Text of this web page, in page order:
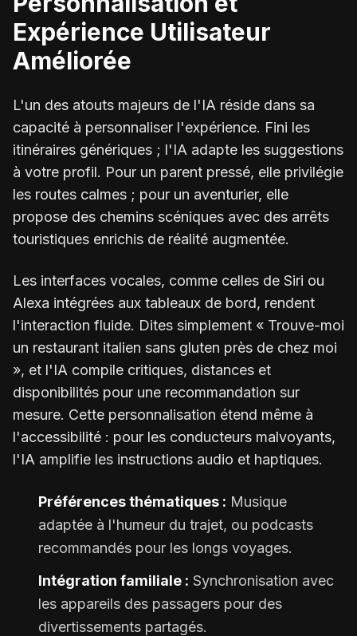
Expérience Utilisateur
Améliorée
L'un des atouts majeurs de l'IA réside dans sa
capacité à personnaliser l'expérience. Fini les
itinéraires génériques ; l'IA adapte les suggestions
à votre profil. Pour un parent pressé, elle privilégie
les routes calmes ; pour un aventurier, elle
propose des chemins scéniques avec des arrêts
touristiques enrichis de réalité augmentée.
Les interfaces vocales, comme celles de Siri ou
Alexa intégrées aux tableaux de bord, rendent
l'interaction fluide. Dites simplement « Trouve-moi
un restaurant italien sans gluten près de chez moi
», et l'IA compile critiques, distances et
disponibilités pour une recommandation sur
mesure. Cette personnalisation étend même à
l'accessibilité : pour les conducteurs malvoyants,
l'IA amplifie les instructions audio et haptiques.
Préférences thématiques : Musique
adaptée à l'humeur du trajet, ou podcasts
recommandés pour les longs voyages.
Intégration familiale : Synchronisation avec
les appareils des passagers pour des
divertissements partagés.